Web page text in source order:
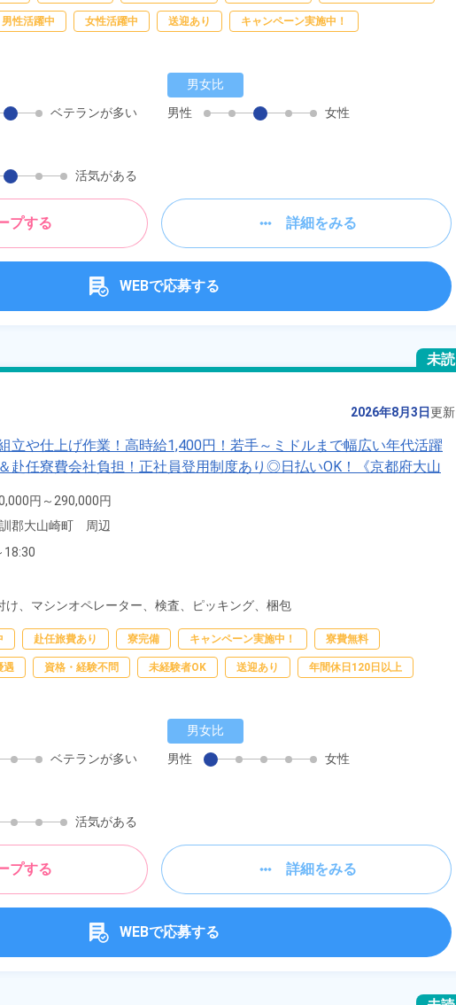
男性活躍中 女性活躍中 送迎あり キャンペーン実施中！
ベテランが多い
男女比
男性
女性
活気がある
プする 詳細をみる
WEBで応募する
未読
2026年8月3日更新
立や仕上げ作業！高時給1,400円！若手～ミドルまで幅広い年代活躍
赴任寮費会社負担！正社員登用制度あり◎日払いOK！《京都府大山
円～290,000円
円～1,400円
郡大山崎町　周辺
18:30
05:00
、 マシンオペレーター、 検査、 ピッキング、 梱包
赴任旅費あり 寮完備 キャンペーン実施中！ 寮費無料
遇 資格・経験不問 未経験者OK 送迎あり 年間休日120日以上
ベテランが多い
男女比
男性
女性
活気がある
プする 詳細をみる
WEBで応募する